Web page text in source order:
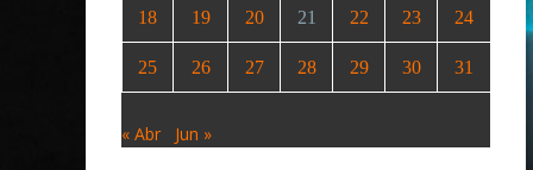
18 19 20 21 22 23 24
25 26 27 28 29 30 31
« Abr Jun »